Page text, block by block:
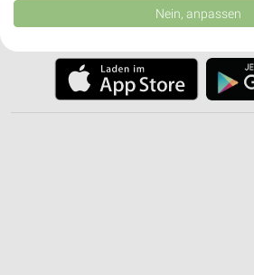
JETZT LADEN UND
Daten können außerhalb der Europäischen
USA gesendet werden.
Website/App.
Partnerliste anzeigen (1 IAB-Anbieter)
Wir nutzen Ihre Daten für folgende Zwecke:
Nein, anpassen